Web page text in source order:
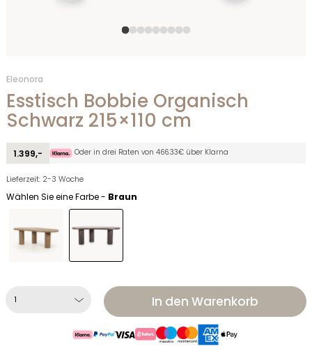
Eleonora
Esstisch Bobbie Organisch
Schwarz 215×110 cm
1.399,- Oder in drei Raten von 466.33€ über Klarna
Lieferzeit: 2-3 Woche
Wählen Sie eine Farbe - Braun
In den Warenkorb